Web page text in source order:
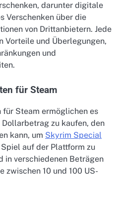
darunter digitale
Verschenken über die
von Drittanbietern. Jede
Vorteile und Überlegungen,
und
für Steam
Steam ermöglichen es
zu kaufen, den
kann, um Skyrim Special
auf der Plattform zu
in verschiedenen Beträgen
10 und 100 US-